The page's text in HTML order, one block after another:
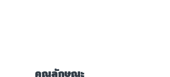
คุณลักษณะ